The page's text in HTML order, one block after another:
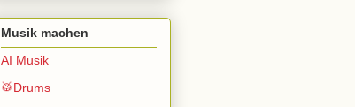
Musik machen
AI Musik
🥁Drums